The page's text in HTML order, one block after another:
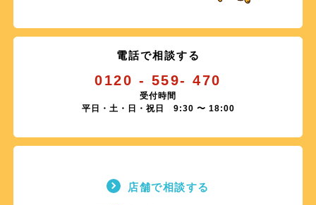
電話で相談する
0120 - 559- 470
受付時間
平日・土・日・祝日 9:30 〜 18:00
店舗で相談する